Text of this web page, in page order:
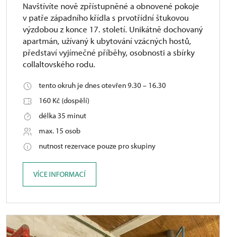
Navštívíte nově zpřístupněné a obnovené pokoje
v patře západního křídla s prvotřídní štukovou
výzdobou z konce 17. století. Unikátně dochovaný
apartmán, užívaný k ubytování vzácných hostů,
představí vyjímečné příběhy, osobnosti a sbírky
collaltovského rodu.
tento okruh je dnes otevřen 9.30 – 16.30
160 Kč (dospělí)
délka 35 minut
max. 15 osob
nutnost rezervace pouze pro skupiny
VÍCE INFORMACÍ